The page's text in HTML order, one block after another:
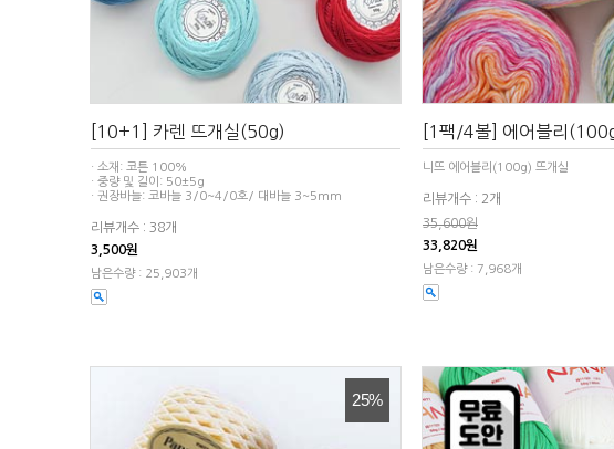
[10+1] 카렌 뜨개실(50g)
· 소재: 코튼 100%
· 중량 및 길이: 50±5g
· 권장바늘: 코바늘 3/0~4/0호/ 대바늘 3~5mm
리뷰개수 : 38개
3,500원
남은수량 : 25,903개
[1팩/4볼] 에어블리
니뜨 에어블리(100g) 뜨개실
리뷰개수 : 2개
35,600원
33,820원
남은수량 : 7,968개
25%